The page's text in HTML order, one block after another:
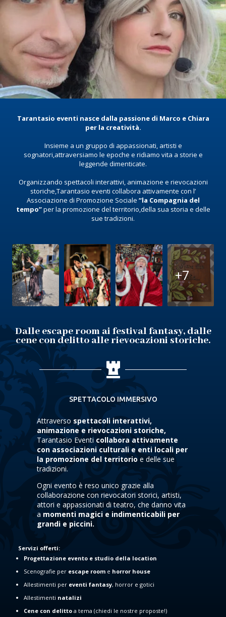
Tarantasio eventi nasce dalla passione di Marco e Chiara
per la creatività.
Insieme a un gruppo di appassionati, artisti e
sognatori,attraversiamo le epoche e ridiamo vita a storie e
leggende dimenticate.
Organizzando spettacoli interattivi, animazione e rievocazioni
storiche,Tarantasio eventi collabora attivamente con l’
Associazione di Promozione Sociale “la Compagnia del
tempo”per la promozione del territorio,della sua storia e delle
sue tradizioni.
+7
Dalle escape room ai festival fantasy, dalle
cene con delitto alle rievocazioni storiche.

SPETTACOLO IMMERSIVO
Attraverso spettacoli interattivi,
animazione e rievocazioni storiche,
Tarantasio Eventi collabora attivamente
con associazioni culturali e enti locali per
la promozione del territorio e delle sue
tradizioni.
Ogni evento è reso unico grazie alla
collaborazione con rievocatori storici, artisti,
attori e appassionati di teatro, che danno vita
a momenti magici e indimenticabili per
grandi e piccini.
Servizi offerti:
Progettazione evento e studio della location
Scenografie per escape room e horror house
Allestimenti per eventi fantasy, horror e gotici
Allestimenti natalizi
Cene con delitto a tema (chiedi le nostre proposte!)